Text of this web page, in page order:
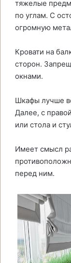
тяжелые
по углам. С
огромную
Кровати на
сторон.
окнами.
Шкафы лучше
Далее, с
или стола и
Имеет смысл
перед ним.